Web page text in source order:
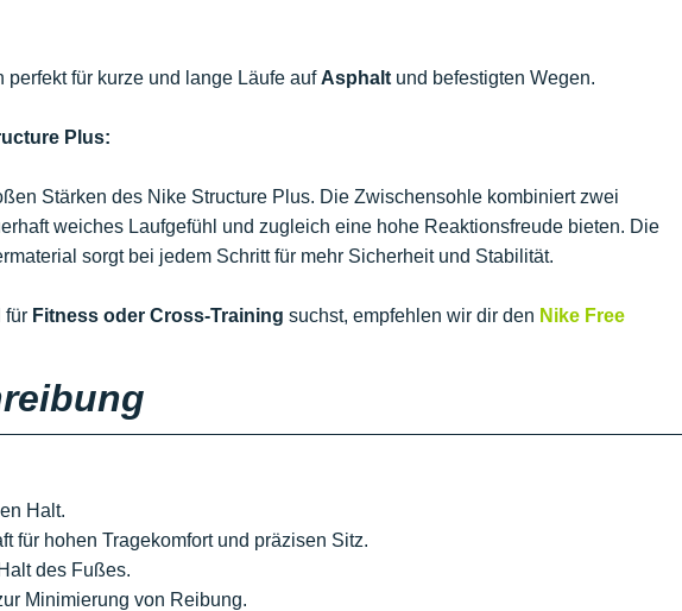
perfekt für kurze und lange Läufe auf Asphalt und befestigten Wegen.
Plus:
Stärken des Nike Structure Plus. Die Zwischensohle kombiniert zwei
weiches Laufgefühl und zugleich eine hohe Reaktionsfreude bieten. Die
sorgt bei jedem Schritt für mehr Sicherheit und Stabilität.
für Fitness oder Cross-Training suchst, empfehlen wir dir den Nike Free
Halt.
für hohen Tragekomfort und präzisen Sitz.
des Fußes.
Minimierung von Reibung.